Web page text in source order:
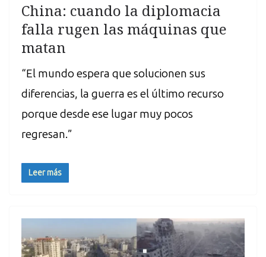
China: cuando la diplomacia
falla rugen las máquinas que
matan
“El mundo espera que solucionen sus
diferencias, la guerra es el último recurso
porque desde ese lugar muy pocos
regresan.”
Leer más